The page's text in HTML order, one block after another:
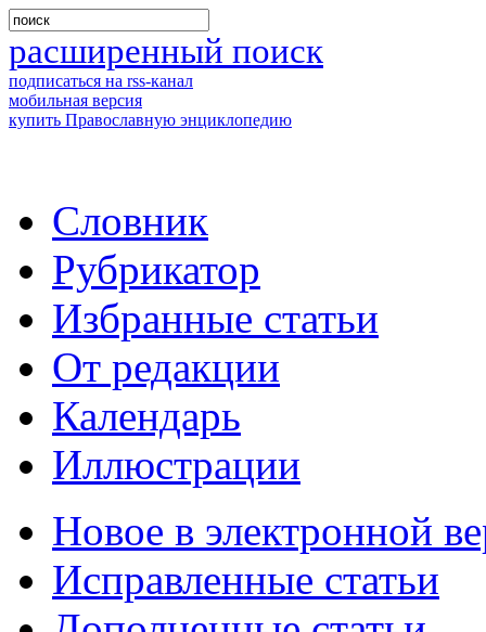
расширенный поиск
подписаться на rss-канал
мобильная версия
купить Православную энциклопедию
Словник
Рубрикатор
Избранные статьи
От редакции
Календарь
Иллюстрации
Новое в электронной
Исправленные статьи